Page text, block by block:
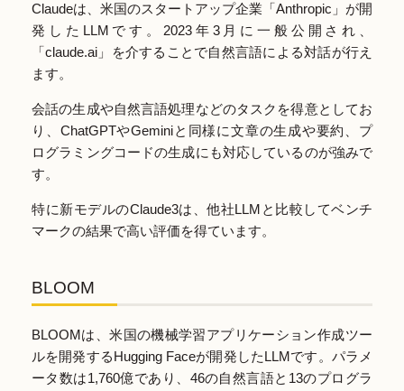
Claudeは、米国のスタートアップ企業「Anthropic」が開
発したLLMです。2023年3月に一般公開され、
「claude.ai」を介することで自然言語による対話が行え
ます。
会話の生成や自然言語処理などのタスクを得意としてお
り、ChatGPTやGeminiと同様に文章の生成や要約、プ
ログラミングコードの生成にも対応しているのが強みで
す。
特に新モデルのClaude3は、他社LLMと比較してベンチ
マークの結果で高い評価を得ています。
BLOOM
BLOOMは、米国の機械学習アプリケーション作成ツー
ルを開発するHugging Faceが開発したLLMです。パラメ
ータ数は1,760億であり、46の自然言語と13のプログラ